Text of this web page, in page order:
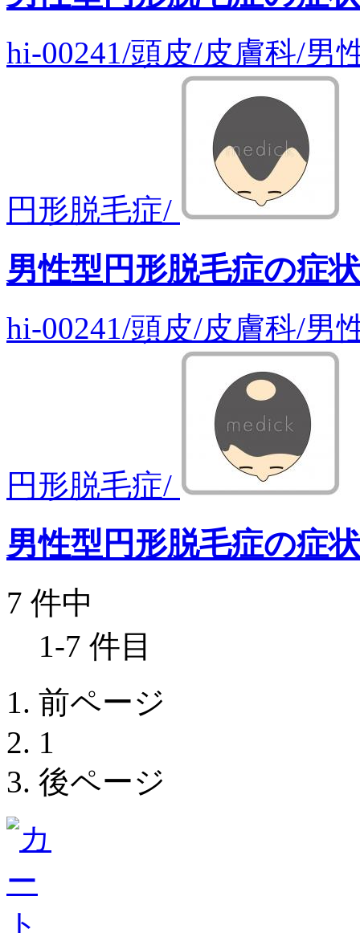
hi-00241/頭皮/皮膚科/男
円形脱毛症/
男性型円形脱毛症の症状
hi-00241/頭皮/皮膚科/男
円形脱毛症/
男性型円形脱毛症の症状
7 件中
1-7 件目
前ページ
1
後ページ